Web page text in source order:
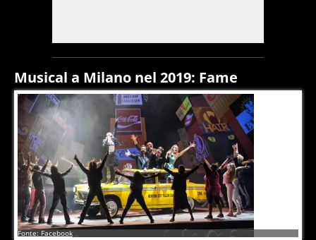
Musical a Milano nel 2019: Fame
Fonte: Facebook